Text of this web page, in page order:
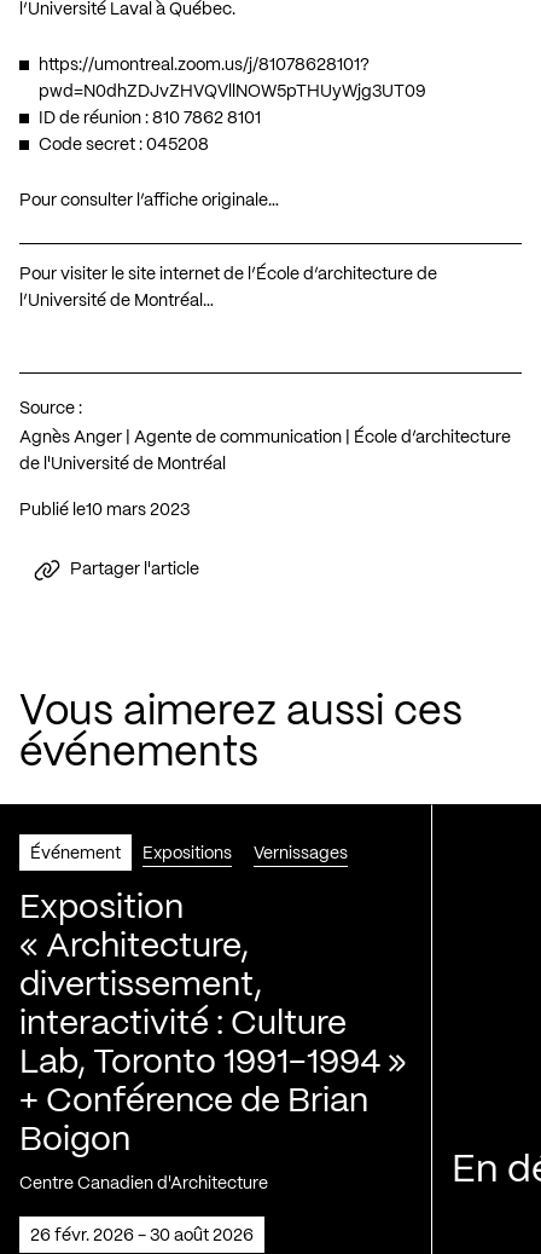
l’Université Laval à Québec.
https://umontreal.zoom.us/j/81078628101?
pwd=N0dhZDJvZHVQVllNOW5pTHUyWjg3UT09
ID de réunion : 810 7862 8101
Code secret : 045208
Pour consulter l’affiche originale…
Pour visiter le site internet de l’École d’architecture de
l’Université de Montréal…
Source :
Agnès Anger | Agente de communication | École d’architecture
de l'Université de Montréal
Publié le 10 mars 2023
Partager l'article
Vous aimerez aussi ces
événements
Événement Expositions Vernissages
Exposition
« Architecture,
divertissement,
interactivité : Culture
Lab, Toronto 1991-1994 »
+ Conférence de Brian
Boigon
Centre Canadien d'Architecture
26 févr. 2026 - 30 août 2026
En